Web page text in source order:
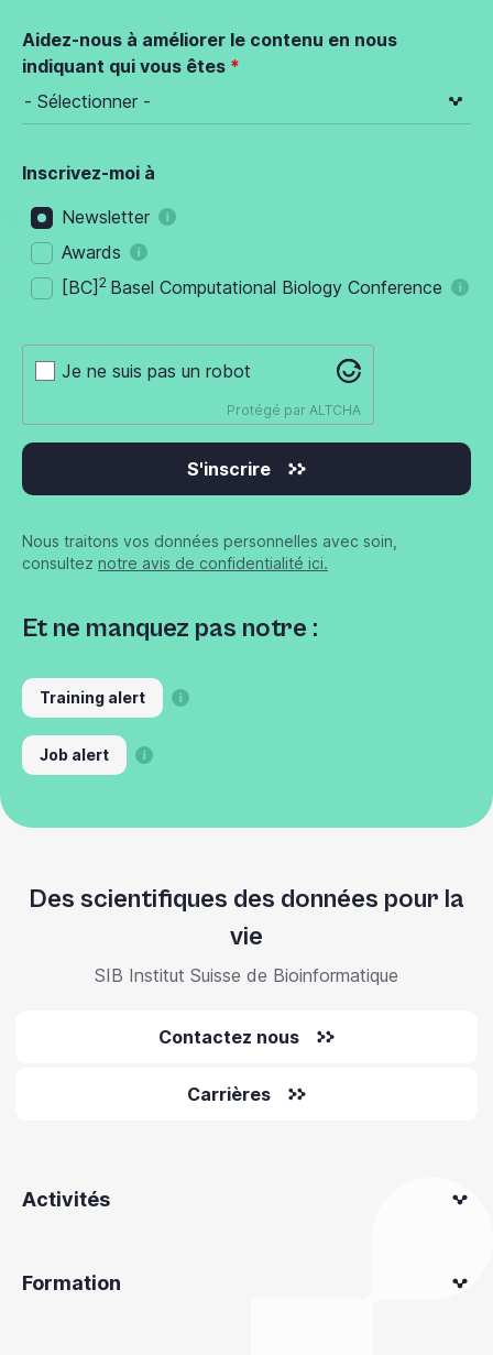
Aidez-nous à améliorer le contenu en nous
indiquant qui vous êtes
Inscrivez-moi à
Newsletter
Awards
[BC] 2 Basel Computational Biology Conference
Je ne suis pas un robot
Protégé par ALTCHA
S'inscrire
Nous traitons vos données personnelles avec soin,
consultez notre avis de confidentialité ici.
Et ne manquez pas notre :
Training alert
Job alert
Des scientifiques des données pour la
vie
SIB Institut Suisse de Bioinformatique
Contactez nous
Carrières
Activités
Formation